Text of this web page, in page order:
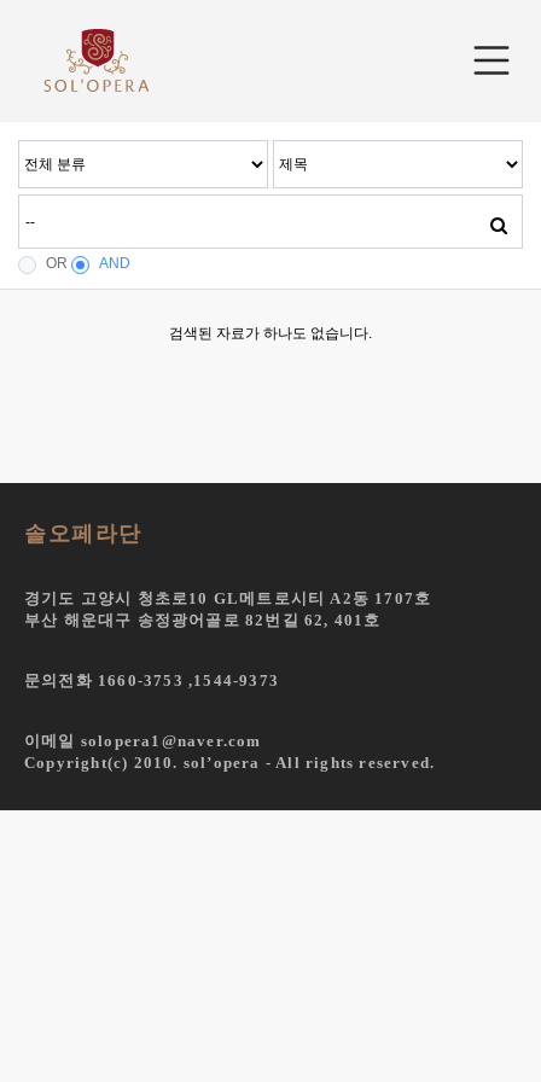
OR AND
검색된 자료가 하나도 없습니다.
솔오페라단
경기도 고양시 청초로10 GL메트로시티 A2동 1707호
부산 해운대구 송정광어골로 82번길 62, 401호
문의전화 1660-3753 ,1544-9373
이메일 solopera1@naver.com
Copyright(c) 2010. sol’opera - All rights reserved.